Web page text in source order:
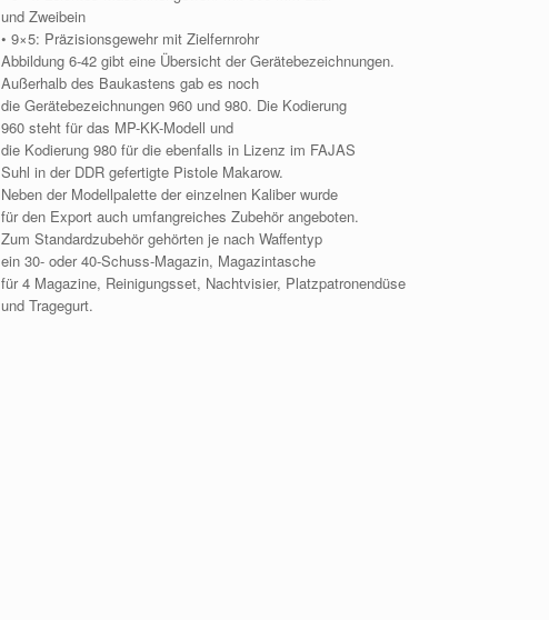
und Zweibein
• 9×5: Präzisionsgewehr mit Zielfernrohr
Abbildung 6-42 gibt eine Übersicht der Gerätebezeichnungen.
Außerhalb des Baukastens gab es noch
die Gerätebezeichnungen 960 und 980. Die Kodierung
960 steht für das MP-KK-Modell und
die Kodierung 980 für die ebenfalls in Lizenz im FAJAS
Suhl in der DDR gefertigte Pistole Makarow.
Neben der Modellpalette der einzelnen Kaliber wurde
für den Export auch umfangreiches Zubehör angeboten.
Zum Standardzubehör gehörten je nach Waffentyp
ein 30- oder 40-Schuss-Magazin, Magazintasche
für 4 Magazine, Reinigungsset, Nachtvisier, Platzpatronendüse
und Tragegurt.